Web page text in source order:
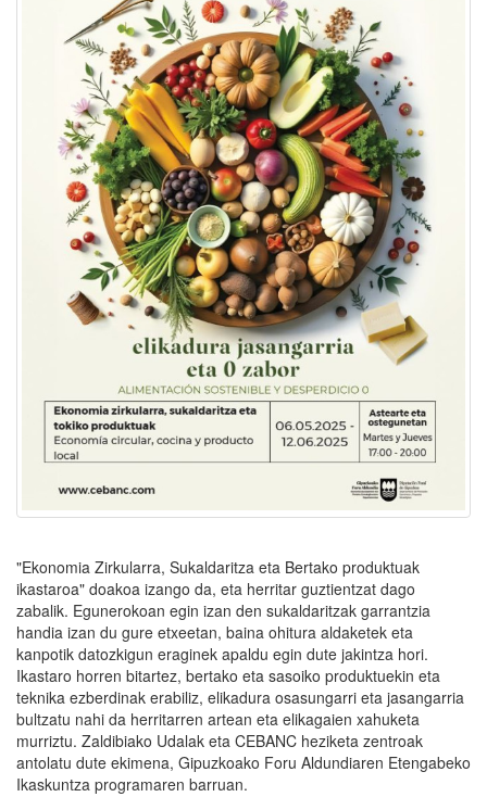
"Ekonomia Zirkularra, Sukaldaritza eta Bertako produktuak
ikastaroa" doakoa izango da, eta herritar guztientzat dago
zabalik. Egunerokoan egin izan den sukaldaritzak garrantzia
handia izan du gure etxeetan, baina ohitura aldaketek eta
kanpotik datozkigun eraginek apaldu egin dute jakintza hori.
Ikastaro horren bitartez, bertako eta sasoiko produktuekin eta
teknika ezberdinak erabiliz, elikadura osasungarri eta jasangarria
bultzatu nahi da herritarren artean eta elikagaien xahuketa
murriztu. Zaldibiako Udalak eta CEBANC heziketa zentroak
antolatu dute ekimena, Gipuzkoako Foru Aldundiaren Etengabeko
Ikaskuntza programaren barruan.